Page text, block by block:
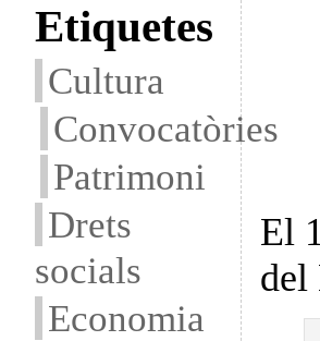
Etiquetes
Cultura
Convocatòries
Patrimoni
Drets
socials
Economia
El
del